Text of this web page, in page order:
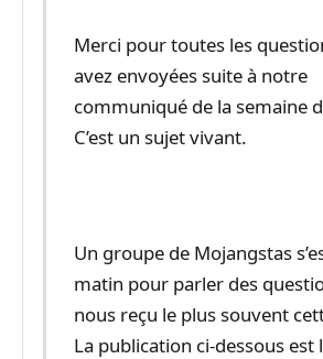
Merci pour toutes les
avez envoyées suite à notre
communiqué de la semaine
C’est un sujet vivant.
Un groupe de Mojangstas
matin pour parler des
nous reçu le plus souvent
La publication ci-dessous est